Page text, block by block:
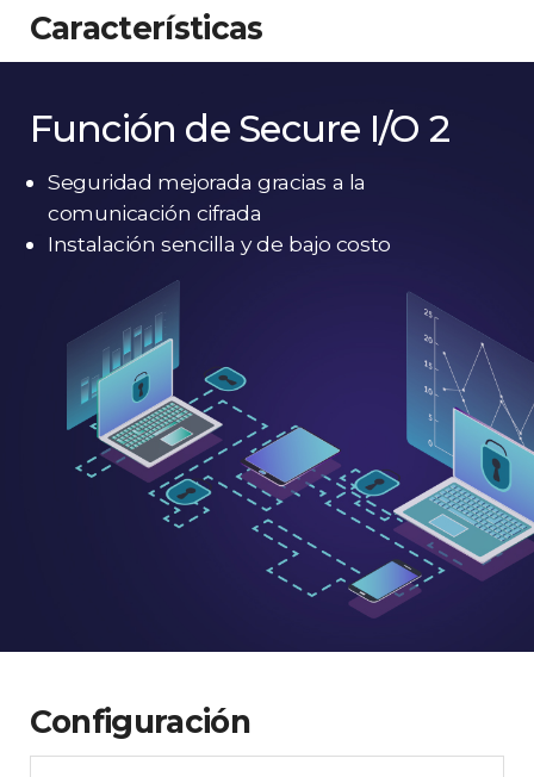
Características
Función de Secure I/O 2
Seguridad mejorada gracias a la
comunicación cifrada
Instalación sencilla y de bajo costo
Configuración